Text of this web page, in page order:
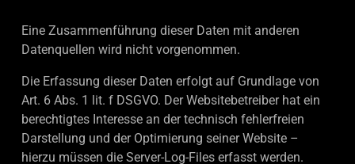
Eine Zusammenführung dieser Daten mit anderen
Datenquellen wird nicht vorgenommen.
Die Erfassung dieser Daten erfolgt auf Grundlage von
Art. 6 Abs. 1 lit. f DSGVO. Der Websitebetreiber hat ein
berechtigtes Interesse an der technisch fehlerfreien
Darstellung und der Optimierung seiner Website –
hierzu müssen die Server-Log-Files erfasst werden.